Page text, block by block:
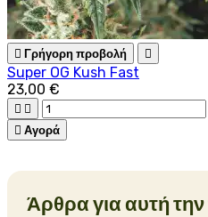
 Γρήγορη προβολή 
Super OG Kush Fast
23,00 €
 
 Αγορά
Άρθρα για αυτή την